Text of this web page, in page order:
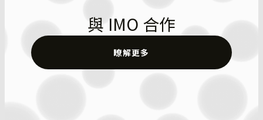
與 IMO 合作
瞭解更多